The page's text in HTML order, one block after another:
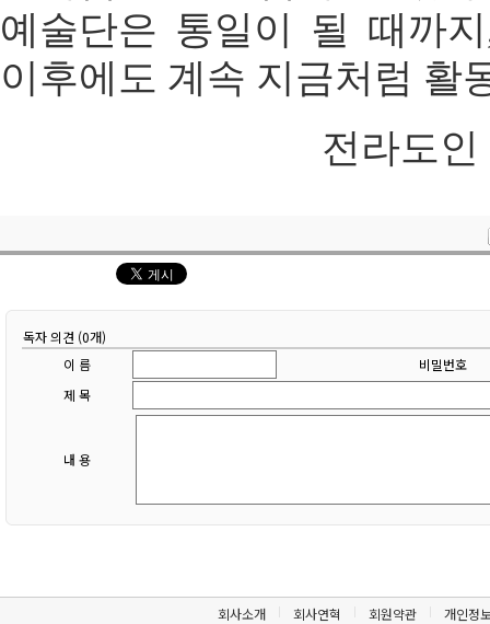
예술단은 통일이 될 때까
이후에도 계속 지금처럼 활
전라도인
독자 의견 (0개)
이 름
비밀번호
제 목
내 용
회사소개 회사연혁 회원약관 개인정